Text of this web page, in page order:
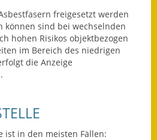
Wagner-Werkstatt
Informationsbroschüre
Lärmaktionsplan
Infos in Leichter Sprache
freigesetzt werden
können sind bei wechselnden
hohen Risikos objektbezogen
im Bereich des niedrigen
die Anzeige
ist in den meisten Fällen: